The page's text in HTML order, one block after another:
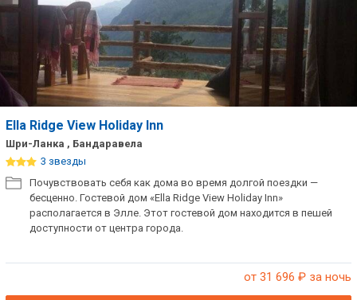
Ella Ridge View Holiday Inn
Шри-Ланка , Бандаравела
3 звезды
Почувствовать себя как дома во время долгой поездки —
бесценно. Гостевой дом «Ella Ridge View Holiday Inn»
располагается в Элле. Этот гостевой дом находится в пешей
доступности от центра города.
от 31 696 ₽ за ночь